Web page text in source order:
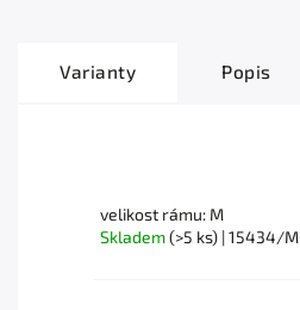
Varianty Popis
velikost rámu: M
Skladem(>5 ks) | 15434/M